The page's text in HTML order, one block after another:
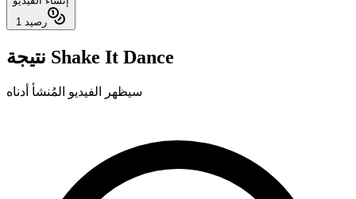
1 رصيد
نتيجة Shake It Dance
سيظهر الفيديو المُنشأ أدناه